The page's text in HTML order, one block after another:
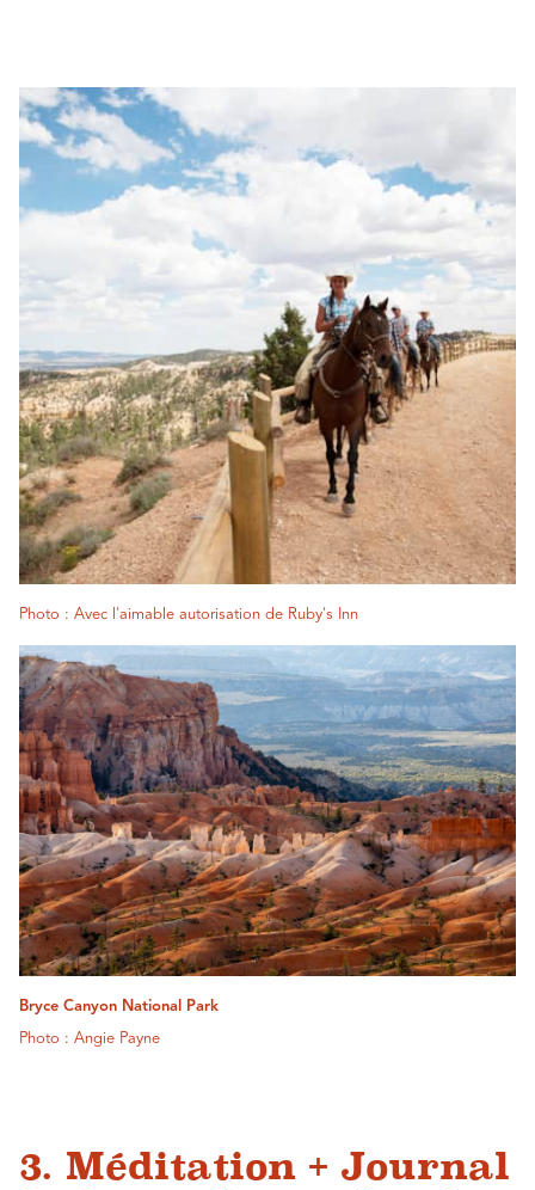
Photo : Avec l'aimable autorisation de Ruby's Inn
Bryce Canyon National Park
Photo : Angie Payne
3. Méditation + Journal